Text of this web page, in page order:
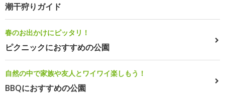
潮干狩りガイド
春のお出かけにピッタリ！
ピクニックにおすすめの公園
自然の中で家族や友人とワイワイ楽しもう！
BBQにおすすめの公園